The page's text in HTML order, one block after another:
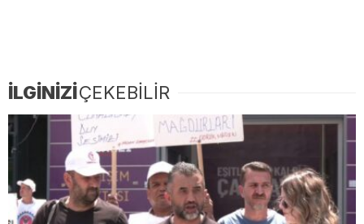
İLGİNİZİÇEKEBİLİR